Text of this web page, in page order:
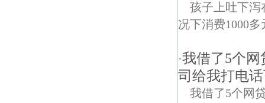
孩子上吐下泻
况下消费1000
·我借了5个
司给我打电
我借了5个网